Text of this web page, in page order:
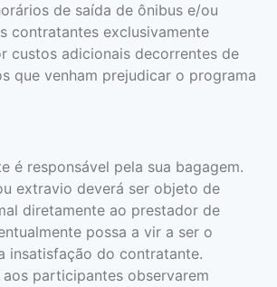
de saída de ônibus e/ou
contratantes exclusivamente
custos adicionais decorrentes de
que venham prejudicar o programa
é responsável pela sua bagagem.
extravio deverá ser objeto de
diretamente ao prestador de
possa a vir a ser o
insatisfação do contratante.
aos participantes observarem